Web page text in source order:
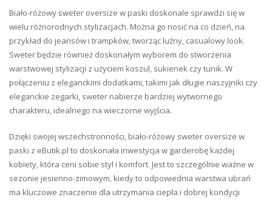
Biało-różowy sweter oversize w paski doskonale sprawdzi się w
wielu różnorodnych stylizacjach. Można go nosić na co dzień, na
przykład do jeansów i trampków, tworząc luźny, casualowy look.
Sweter będzie również doskonałym wyborem do stworzenia
warstwowej stylizacji z użyciem koszul, sukienek czy tunik. W
połączeniu z eleganckimi dodatkami, takimi jak długie naszyjniki czy
eleganckie zegarki, sweter nabierze bardziej wytwornego
charakteru, idealnego na wieczorne wyjścia.
Dzięki swojej wszechstronności, biało-różowy sweter oversize w
paski z eButik.pl to doskonała inwestycja w garderobę każdej
kobiety, która ceni sobie styl i komfort. Jest to szczególnie ważne w
sezonie jesienno-zimowym, kiedy to odpowiednia warstwa ubrań
ma kluczowe znaczenie dla utrzymania ciepła i dobrej kondycji